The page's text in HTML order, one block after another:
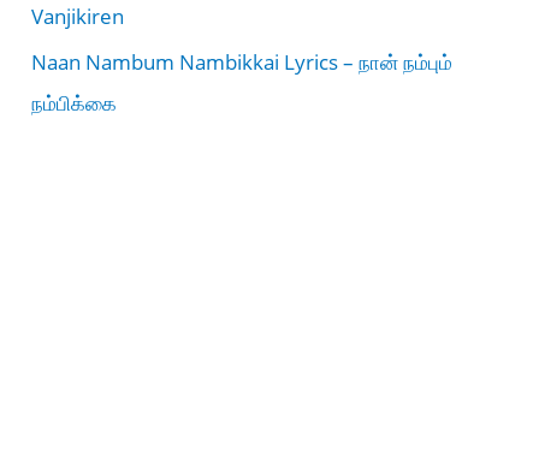
Vanjikiren
Naan Nambum Nambikkai Lyrics – நான் நம்பும்
நம்பிக்கை